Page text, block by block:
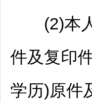
(2)本人
件及复印
学历)原件